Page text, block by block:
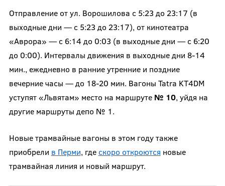
Отправление от ул. Ворошилова с 5:23 до 23:17 (в
выходные дни — с 5:23 до 23:17), от кинотеатра
«Аврора» — с 6:14 до 0:03 (в выходные дни — с 6:20
до 0:00). Интервалы движения в выходные дни 8-14
мин., ежедневно в ранние утренние и поздние
вечерние часы — до 18-20 мин. Вагоны Tatra KT4DM
уступят «Львятам» место на маршруте № 10, уйдя на
другие маршруты депо № 1.
Новые трамвайные вагоны в этом году также
приобрели в Перми, где скоро откроются новые
трамвайная линия и новый маршрут.